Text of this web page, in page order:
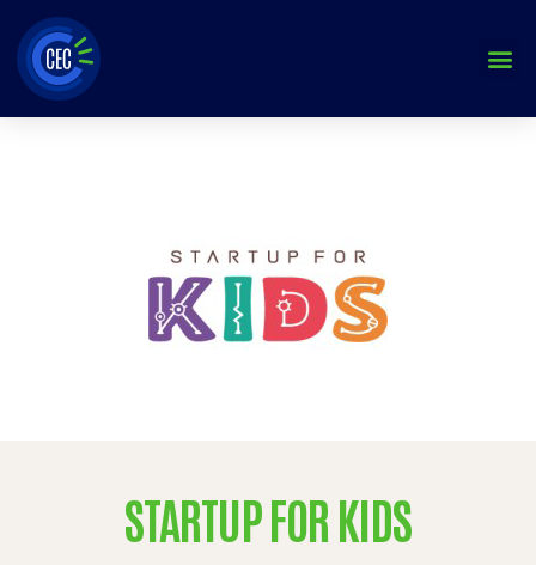
Aller
au
contenu
STARTUP FOR KIDS